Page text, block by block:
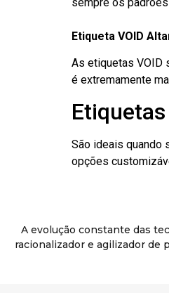
Etiqueta VOID
As etiquetas VOID
é extremamente
São ideais quando
opções
A evolução constante das
racionalizador e agilizador de